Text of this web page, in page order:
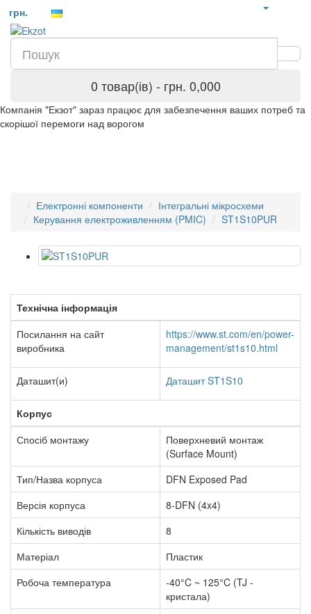
грн.
0 товар(ів) - грн. 0,000
Компанія "Екзот" зараз працює для забезпечення ваших потреб та
скорішої перемоги над ворогом
Електронні компоненти
Інтегральні мікросхеми
Керування електроживленням (PMIC)
ST1S10PUR
Технічна інформація
Посилання на сайт
виробника
https://www.st.com/en/power-
management/st1s10.html
Даташит(и) Даташит ST1S10
Корпус
Спосіб монтажу
Поверхневий монтаж
(Surface Mount)
Тип/Назва корпуса
DFN Exposed Pad
Версія корпуса
8-DFN (4x4)
Кількість виводів
8
Матеріал
Пластик
Робоча температура
-40°C ~ 125°C (TJ -
кристала)